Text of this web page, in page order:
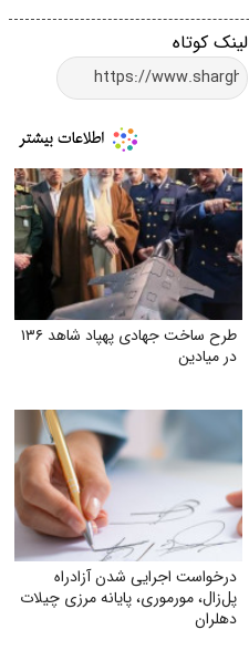
لینک کوتاه
طرح ساخت جهادی پهپاد شاهد ۱۳۶
در میادین
درخواست اجرایی شدن آزادراه
پل‌زال، مورموری، پایانه مرزی چیلات
دهلران